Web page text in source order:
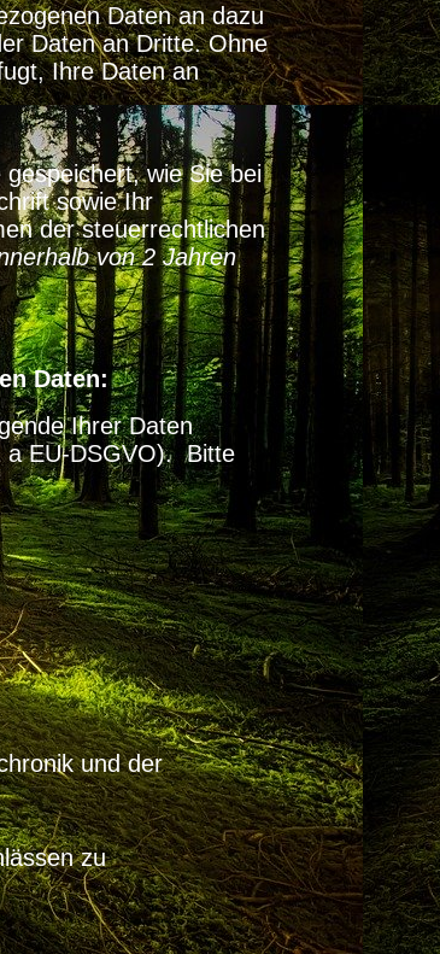
Daten an dazu
Daten an Dritte. Ohne
Ihre Daten an
wie Sie bei
sowie Ihr
der steuerrechtlichen
von 2 Jahren
Daten:
Ihrer Daten
a EU-DSGVO). Bitte
und der
zu